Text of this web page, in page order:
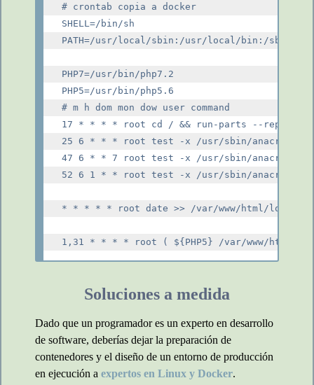
# crontab copia a docker
SHELL=/bin/sh
PATH=/usr/local/sbin:/usr/local/bin:/sbin:/
PHP7=/usr/bin/php7.2
PHP5=/usr/bin/php5.6
# m h dom mon dow user command
17 * * * * root cd / && run-parts --report /
25 6 * * * root test -x /usr/sbin/anacron
47 6 * * 7 root test -x /usr/sbin/anacron ||
52 6 1 * * root test -x /usr/sbin/anacron ||
* * * * * root date >> /var/www/html/log/
Soluciones a medida
Dado que un programador es un experto en desarrollo
de software, deberías dejar la preparación de
contenedores y el diseño de un entorno de producción
en ejecución a expertos en Linux y Docker.